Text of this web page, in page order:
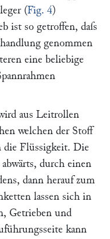
(Fig. 4)
ist so getroffen, daſs
genommen
eine beliebige
aus Leitrollen
welchen der Stoff
die Flüssigkeit. Die
durch einen
dann herauf zum
lassen sich in
Getrieben und
kann